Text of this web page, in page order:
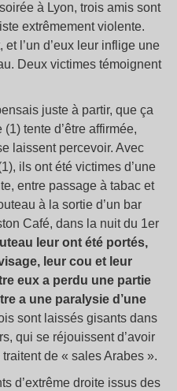
à Lyon, trois amis sont
extrêmement violente.
l’un d’eux leur inflige une
Deux victimes témoignent
juste à partir, que ça
tente d’être affirmée,
laissent percevoir. Avec
ils ont été victimes d’une
entre passage à tabac et
à la sortie d’un bar
Café, dans la nuit du 1er
leur ont été portés,
leur cou et leur
eux a perdu une partie
a une paralysie d’une
sont laissés gisants dans
qui se réjouissent d’avoir
de « sales Arabes ».
d’extrême droite issus des